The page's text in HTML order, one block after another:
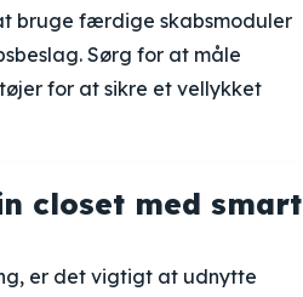
bruge færdige skabsmoduler
Sørg for at måle
for at sikre et vellykket
closet med smart
er det vigtigt at udnytte